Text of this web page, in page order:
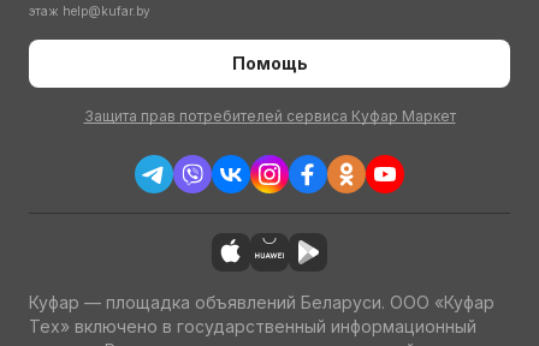
этаж help@kufar.by
Помощь
Защита прав потребителей сервиса Куфар Маркет
Куфар — площадка объявлений Беларуси. ООО «Куфар
Тех» включено в государственный информационный